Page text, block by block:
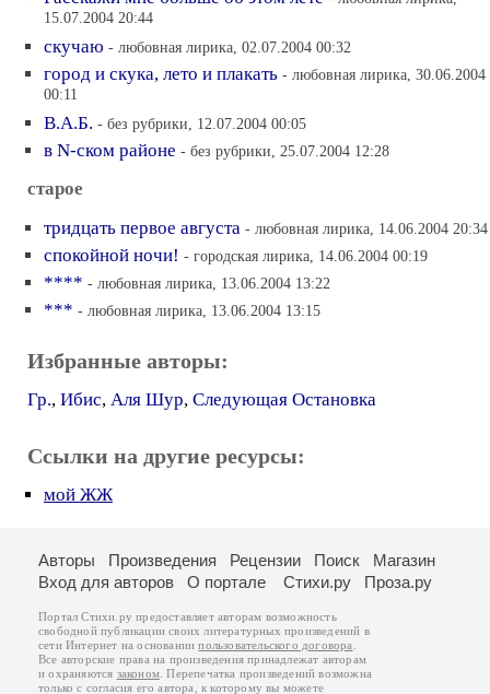
15.07.2004 20:44
скучаю - любовная лирика, 02.07.2004 00:32
город и скука, лето и плакать - любовная лирика, 30.06.2004
00:11
В.А.Б. - без рубрики, 12.07.2004 00:05
в N-ском районе - без рубрики, 25.07.2004 12:28
старое
тридцать первое августа - любовная лирика, 14.06.2004 20:34
спокойной ночи! - городская лирика, 14.06.2004 00:19
**** - любовная лирика, 13.06.2004 13:22
*** - любовная лирика, 13.06.2004 13:15
Избранные авторы:
Гр., Ибис, Аля Шур, Следующая Остановка
Ссылки на другие ресурсы:
мой ЖЖ
Авторы Произведения Рецензии Поиск
Магазин
Вход для авторов
О портале Стихи.ру Проза.ру
Портал Стихи.ру предоставляет авторам возможность
свободной публикации своих литературных произведений в
сети Интернет на основаниипользовательского договора
Все авторские права на произведения принадлежат авторам
и охраняются законом . Перепечатка произведений возможна
только с согласия его автора, к которому вы можете